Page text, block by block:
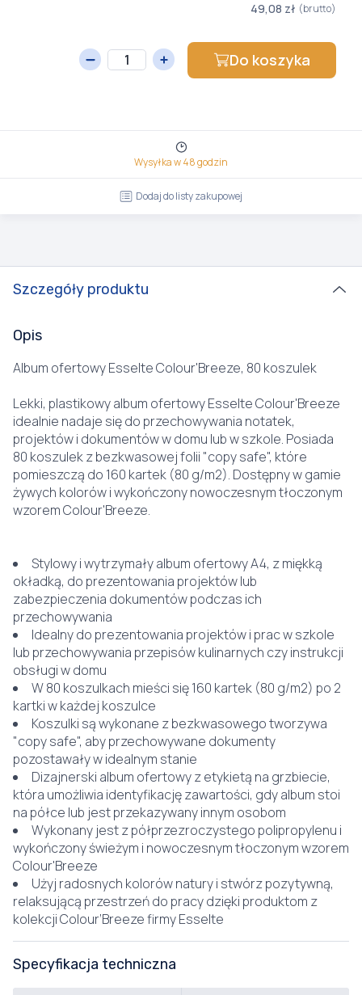
49,08 zł (brutto)
Do koszyka
Wysyłka w 48 godzin
Dodaj do listy zakupowej
Szczegóły produktu
Opis
Album ofertowy Esselte Colour'Breeze, 80 koszulek
Lekki, plastikowy album ofertowy Esselte Colour'Breeze
idealnie nadaje się do przechowywania notatek,
projektów i dokumentów w domu lub w szkole. Posiada
80 koszulek z bezkwasowej folii "copy safe", które
pomieszczą do 160 kartek (80 g/m2). Dostępny w gamie
żywych kolorów i wykończony nowoczesnym tłoczonym
wzorem Colour'Breeze.
Stylowy i wytrzymały album ofertowy A4, z miękką
okładką, do prezentowania projektów lub
zabezpieczenia dokumentów podczas ich
przechowywania
Idealny do prezentowania projektów i prac w szkole
lub przechowywania przepisów kulinarnych czy instrukcji
obsługi w domu
W 80 koszulkach mieści się 160 kartek (80 g/m2) po 2
kartki w każdej koszulce
Koszulki są wykonane z bezkwasowego tworzywa
"copy safe", aby przechowywane dokumenty
pozostawały w idealnym stanie
Dizajnerski album ofertowy z etykietą na grzbiecie,
która umożliwia identyfikację zawartości, gdy album stoi
na półce lub jest przekazywany innym osobom
Wykonany jest z półprzezroczystego polipropylenu i
wykończony świeżym i nowoczesnym tłoczonym wzorem
Colour'Breeze
Użyj radosnych kolorów natury i stwórz pozytywną,
relaksującą przestrzeń do pracy dzięki produktom z
kolekcji Colour’Breeze firmy Esselte
Specyfikacja techniczna